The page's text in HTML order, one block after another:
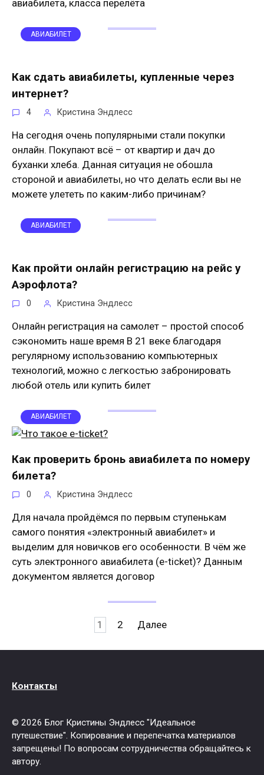
авиабилета, класса перелёта
АВИАБИЛЕТ
Как сдать авиабилеты, купленные через
интернет?
4 Кристина Эндлесс
На сегодня очень популярными стали покупки
онлайн. Покупают всё – от квартир и дач до
буханки хлеба. Данная ситуация не обошла
стороной и авиабилеты, но что делать если вы не
можете улететь по каким-либо причинам?
АВИАБИЛЕТ
Как пройти онлайн регистрацию на рейс у
Аэрофлота?
0 Кристина Эндлесс
Онлайн регистрация на самолет – простой способ
сэкономить наше время В 21 веке благодаря
регулярному использованию компьютерных
технологий, можно с легкостью забронировать
любой отель или купить билет
АВИАБИЛЕТ
Как проверить бронь авиабилета по номеру
билета?
0 Кристина Эндлесс
Для начала пройдёмся по первым ступенькам
самого понятия «электронный авиабилет» и
выделим для новичков его особенности. В чём же
суть электронного авиабилета (e-ticket)? Данным
документом является договор
1 2 Далее
Контакты
© 2026 Блог Кристины Эндлесс "Идеальное
путешествие". Копирование и перепечатка материалов
запрещены! По вопросам сотрудничества обращайтесь к
автору.